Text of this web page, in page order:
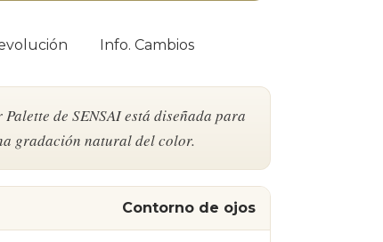
Info. Cambios
de SENSAI está diseñada para
gradación natural del color.
Contorno de ojos